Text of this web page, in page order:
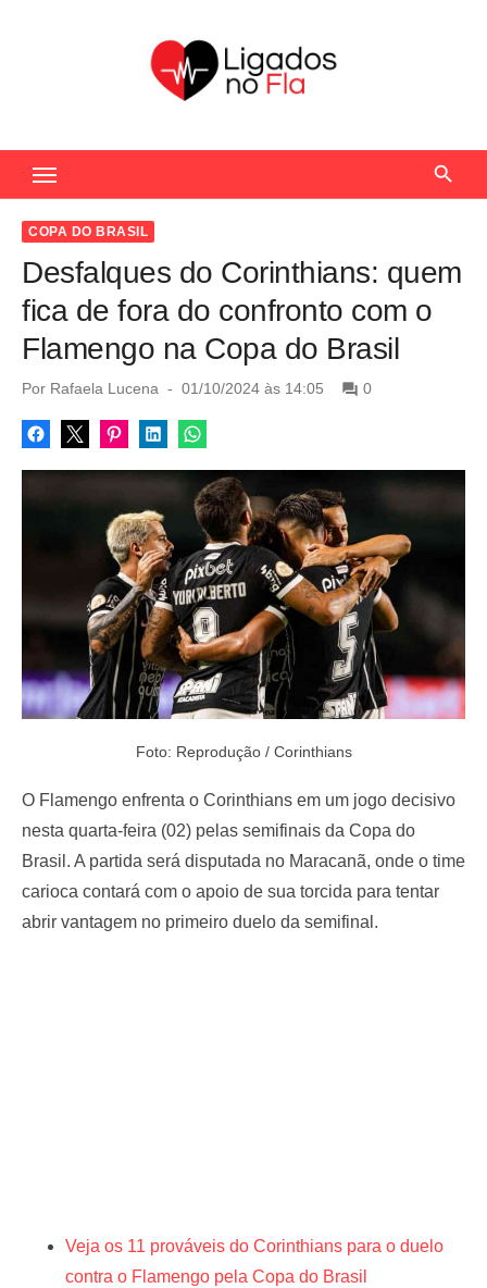
c
COPA DO BRASIL
Desfalques do Corinthians: quem
fica de fora do confronto com o
Flamengo na Copa do Brasil
Por Rafaela Lucena
P
s
t
01/10/2024 às 14:05 0
Foto: Reprodução / Corinthians
O Flamengo enfrenta o Corinthians em um jogo decisivo
nesta quarta-feira (02) pelas semifinais da Copa do
Brasil. A partida será disputada no Maracanã, onde o time
carioca contará com o apoio de sua torcida para tentar
abrir vantagem no primeiro duelo da semifinal.
Veja os 11 prováveis do Corinthians para o duelo
contra o Flamengo pela Copa do Brasil